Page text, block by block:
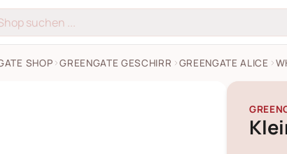
SHOP GREENGATE GESCHIRR GREENGATE ALICE